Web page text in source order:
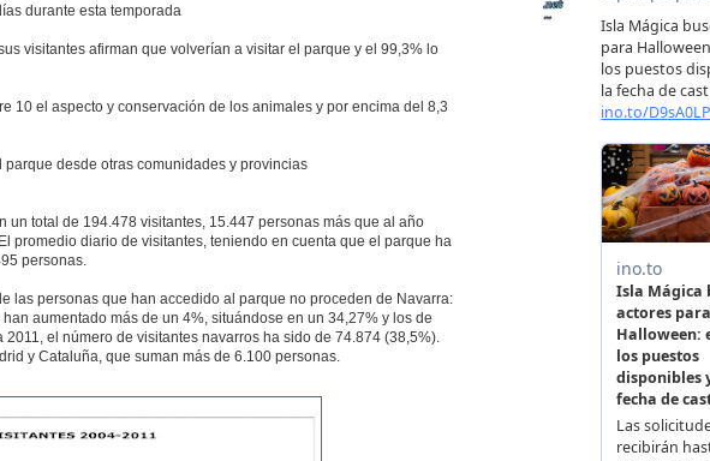
durante esta temporada
visitantes afirman que volverían a visitar el parque y el 99,3% lo
10 el aspecto y conservación de los animales y por encima del 8,3
desde otras comunidades y provincias
total de 194.478 visitantes, 15.447 personas más que al año
promedio diario de visitantes, teniendo en cuenta que el parque ha
personas.
las personas que han accedido al parque no proceden de Navarra:
aumentado más de un 4%, situándose en un 34,27% y los de
el número de visitantes navarros ha sido de 74.874 (38,5%).
y Cataluña, que suman más de 6.100 personas.